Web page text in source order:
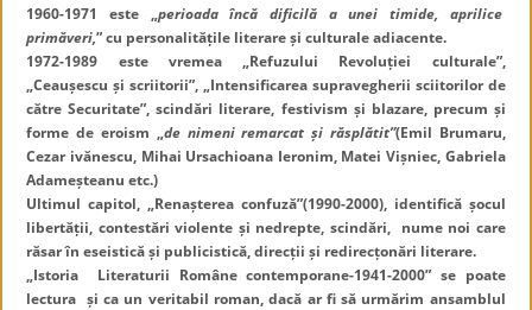
1960-1971 este „perioada încă dificilă a unei timide, aprilice
primăveri,” cu personalitățile literare și culturale adiacente.
1972-1989 este vremea „Refuzului Revoluției culturale”,
„Ceaușescu și scriitorii”, „Intensificarea supravegherii sciitorilor de
către Securitate”, scindări literare, festivism și blazare, precum și
forme de eroism „de nimeni remarcat și răsplătit”(Emil Brumaru,
Cezar ivănescu, Mihai Ursachioana Ieronim, Matei Vișniec, Gabriela
Adameșteanu etc.)
Ultimul capitol, „Renașterea confuză”(1990-2000), identifică șocul
libertății, contestări violente și nedrepte, scindări, nume noi care
răsar în eseistică și publicistică, direcții și redirecțonări literare.
„Istoria Literaturii Române contemporane-1941-2000” se poate
lectura și ca un veritabil roman, dacă ar fi să urmărim ansamblul